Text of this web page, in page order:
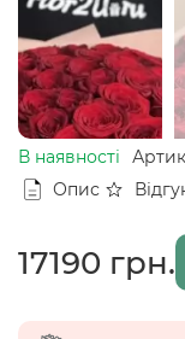
В наявності
Опис
17190 грн.